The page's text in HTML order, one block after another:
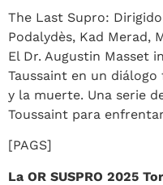
The Last Supro:
Podalydès, Kad Merad,
El Dr. Augustin Masset
Taussaint en un
y la muerte. Una serie
Toussaint para
[PAGS]
La OR SUSPRO 2025